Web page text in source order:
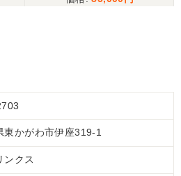
東かがわ市伊座319-1
ンクス